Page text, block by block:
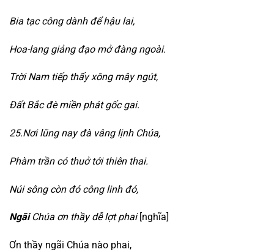
Bia tạc công dành để hậu lai,
Hoa-lang giảng đạo mở đàng ngoài.
Trời Nam tiếp thấy xông mây ngút,
Đất Bắc đè miền phát gốc gai.
25.Nơi lũng nay đà vâng lịnh Chúa,
Phàm trần có thuở tới thiên thai.
Núi sông còn đó công linh đó,
NgãiChúa ơn thầy dễ lợt phai [nghĩa]
Ơn thầy ngãi Chúa nào phai,